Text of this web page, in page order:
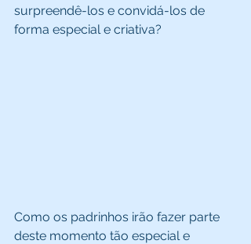
surpreendê-los e convidá-los de
forma especial e criativa?
Como os padrinhos irão fazer parte
deste momento tão especial e